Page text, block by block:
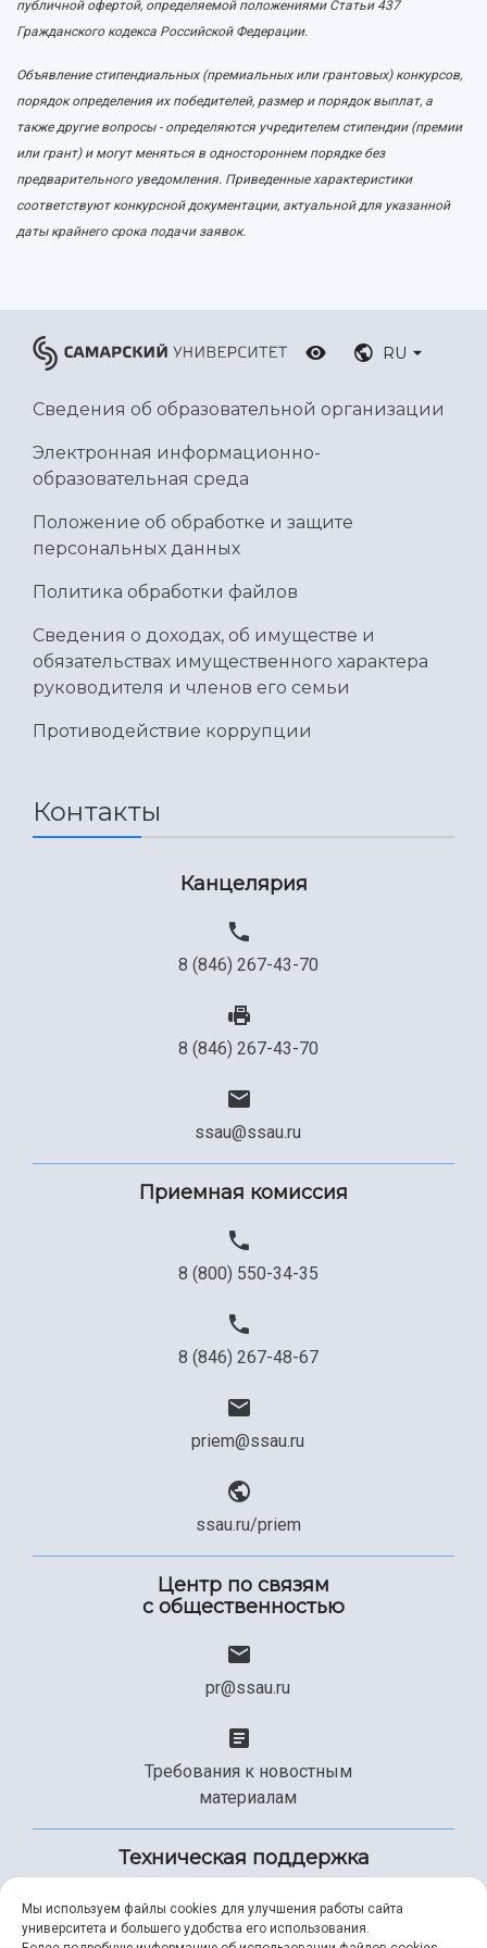
Ботанический сад
Международный межвузовский кампус
Сведения об образовательной организации
Официальные документы
публичной офертой, определяемой положениями Статьи 437
Гражданского кодекса Российской Федерации.
Объявление стипендиальных (премиальных или грантовых) конкурсов,
порядок определения их победителей, размер и порядок выплат, а
также другие вопросы - определяются учредителем стипендии (премии
или грант) и могут меняться в одностороннем порядке без
предварительного уведомления. Приведенные характеристики
соответствуют конкурсной документации, актуальной для указанной
даты крайнего срока подачи заявок.
RU
Сведения об образовательной организации
Электронная информационно-
образовательная среда
Положение об обработке и защите
персональных данных
Политика обработки файлов
Сведения о доходах, об имуществе и
обязательствах имущественного характера
руководителя и членов его семьи
Противодействие коррупции
Контакты
Канцелярия
8 (846) 267-43-70
8 (846) 267-43-70
ssau@ssau.ru
Приемная комиссия
8 (800) 550-34-35
8 (846) 267-48-67
priem@ssau.ru
ssau.ru/priem
Центр по связям
с общественностью
pr@ssau.ru
Требования к новостным
материалам
Техническая поддержка
+7 (846) 267-49-99
Мы используем файлы cookies для улучшения работы сайта
университета и большего удобства его использования.